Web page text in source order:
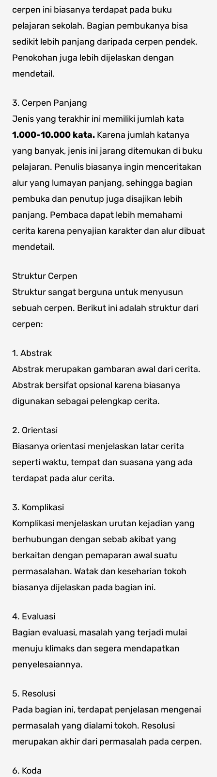
cerpen ini biasanya terdapat pada buku
pelajaran sekolah. Bagian pembukanya bisa
sedikit lebih panjang daripada cerpen pendek.
Penokohan juga lebih dijelaskan dengan
mendetail.
3. Cerpen Panjang
Jenis yang terakhir ini memiliki jumlah kata
1.000-10.000 kata. Karena jumlah katanya
yang banyak, jenis ini jarang ditemukan di buku
pelajaran. Penulis biasanya ingin menceritakan
alur yang lumayan panjang, sehingga bagian
pembuka dan penutup juga disajikan lebih
panjang. Pembaca dapat lebih memahami
cerita karena penyajian karakter dan alur dibuat
mendetail.
Struktur Cerpen
Struktur sangat berguna untuk menyusun
sebuah cerpen. Berikut ini adalah struktur dari
cerpen:
1. Abstrak
Abstrak merupakan gambaran awal dari cerita.
Abstrak bersifat opsional karena biasanya
digunakan sebagai pelengkap cerita.
2. Orientasi
Biasanya orientasi menjelaskan latar cerita
seperti waktu, tempat dan suasana yang ada
terdapat pada alur cerita.
3. Komplikasi
Komplikasi menjelaskan urutan kejadian yang
berhubungan dengan sebab akibat yang
berkaitan dengan pemaparan awal suatu
permasalahan. Watak dan keseharian tokoh
biasanya dijelaskan pada bagian ini.
4. Evaluasi
Bagian evaluasi, masalah yang terjadi mulai
menuju klimaks dan segera mendapatkan
penyelesaiannya.
5. Resolusi
Pada bagian ini, terdapat penjelasan mengenai
permasalah yang dialami tokoh. Resolusi
merupakan akhir dari permasalah pada cerpen.
6. Koda